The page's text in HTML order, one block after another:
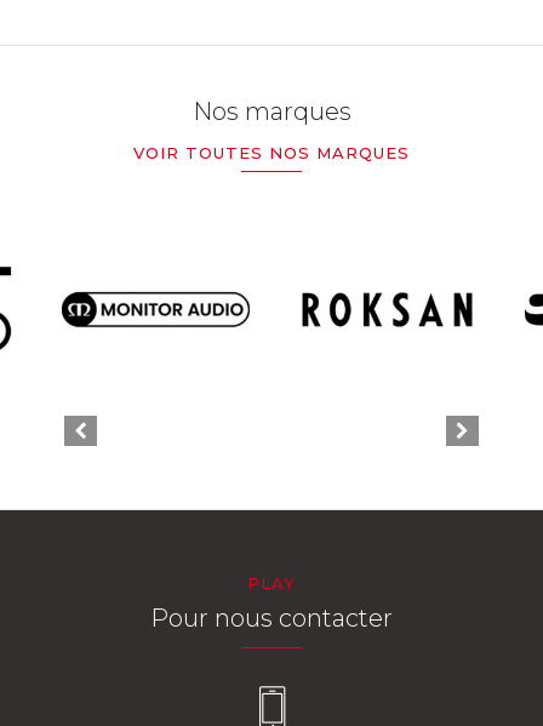
Nos marques
VOIR TOUTES NOS MARQUES
PLAY
Pour nous contacter